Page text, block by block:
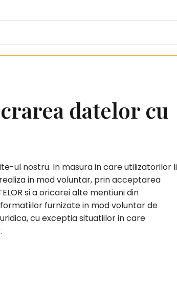
datelor cu
ul nostru. In masura in care utilizatorilor li
in mod voluntar, prin acceptarea
si a oricarei alte mentiuni din
furnizate in mod voluntar de
cu exceptia situatiilor in care